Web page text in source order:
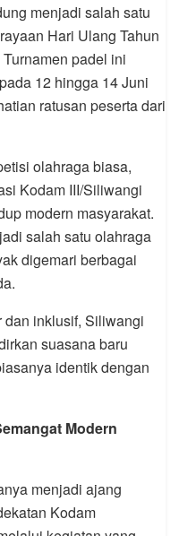
menjadi salah satu
Hari Ulang Tahun
padel ini
12 hingga 14 Juni
ratusan peserta dari
olahraga biasa,
Kodam III/Siliwangi
modern masyarakat.
salah satu olahraga
digemari berbagai
inklusif, Siliwangi
suasana baru
identik dengan
Modern
menjadi ajang
Kodam